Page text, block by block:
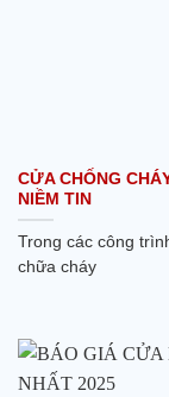
CỬA CHỐNG
NIỀM TIN
Trong các công
chữa cháy